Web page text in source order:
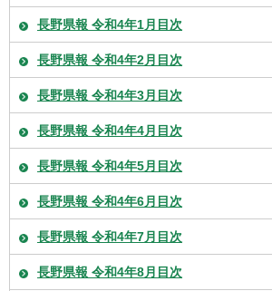
長野県報 令和4年1月目次
長野県報 令和4年2月目次
長野県報 令和4年3月目次
長野県報 令和4年4月目次
長野県報 令和4年5月目次
長野県報 令和4年6月目次
長野県報 令和4年7月目次
長野県報 令和4年8月目次